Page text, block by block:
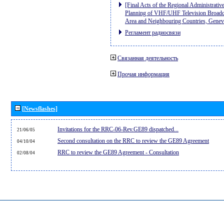
[Final Acts of the Regional
Planning of VHF/UHF Television
Area and Neighbouring Countries,
Регламент радиосвязи
Связанная деятельность
Прочая информация
[Newsflashes]
21/06/05 Invitations for the RRC-06-Rev.GE89 dispatched...
04/10/04 Second consultation on the RRC to review the GE89 Agreement
02/08/04 RRC to review the GE89 Agreement - Consultation